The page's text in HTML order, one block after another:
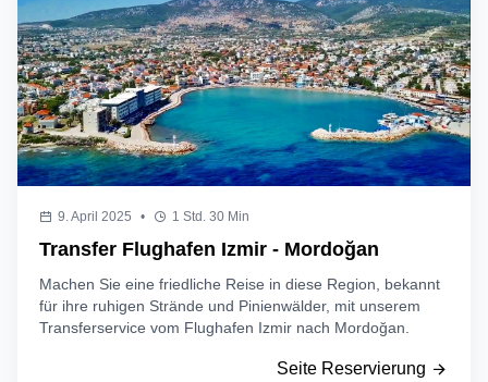
9. April 2025 • 1 Std. 30 Min
Transfer Flughafen Izmir - Mordoğan
Machen Sie eine friedliche Reise in diese Region, bekannt
für ihre ruhigen Strände und Pinienwälder, mit unserem
Transferservice vom Flughafen Izmir nach Mordoğan.
Seite Reservierung